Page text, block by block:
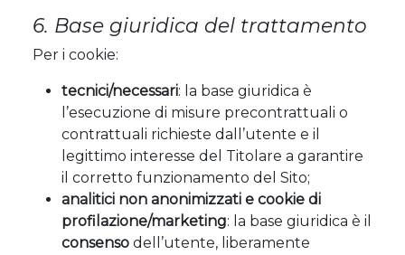
6. Base giuridica del trattamento
Per i cookie:
tecnici/necessari: la base giuridica è
l’esecuzione di misure precontrattuali o
contrattuali richieste dall’utente e il
legittimo interesse del Titolare a garantire
il corretto funzionamento del Sito;
analitici non anonimizzati e cookie di
profilazione/marketing: la base giuridica è il
consenso dell’utente, liberamente